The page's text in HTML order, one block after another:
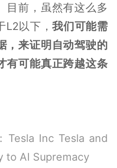
目前，虽然有这么多
L2以下，我们可能需
，来证明自动驾驶的
有可能真正跨越这条
Tesla Inc Tesla and
to AI Supremacy